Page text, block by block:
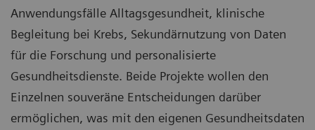
Anwendungsfälle Alltagsgesundheit, klinische
Begleitung bei Krebs, Sekundärnutzung von Daten
für die Forschung und personalisierte
Gesundheitsdienste. Beide Projekte wollen den
Einzelnen souveräne Entscheidungen darüber
ermöglichen, was mit den eigenen Gesundheitsdaten